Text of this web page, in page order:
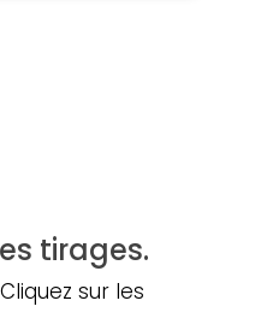
tirages.
sur les